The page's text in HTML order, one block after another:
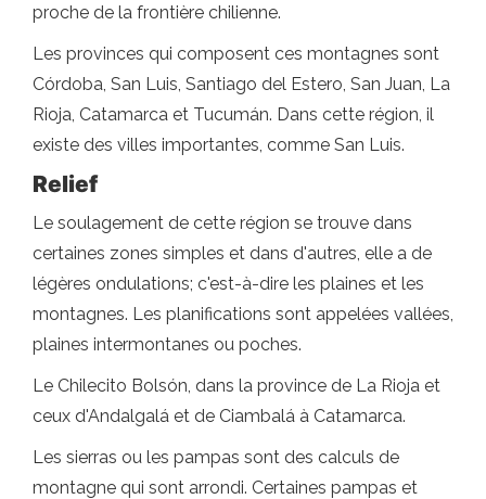
proche de la frontière chilienne.
Les provinces qui composent ces montagnes sont
Córdoba, San Luis, Santiago del Estero, San Juan, La
Rioja, Catamarca et Tucumán. Dans cette région, il
existe des villes importantes, comme San Luis.
Relief
Le soulagement de cette région se trouve dans
certaines zones simples et dans d'autres, elle a de
légères ondulations; c'est-à-dire les plaines et les
montagnes. Les planifications sont appelées vallées,
plaines intermontanes ou poches.
Le Chilecito Bolsón, dans la province de La Rioja et
ceux d'Andalgalá et de Ciambalá à Catamarca.
Les sierras ou les pampas sont des calculs de
montagne qui sont arrondi. Certaines pampas et